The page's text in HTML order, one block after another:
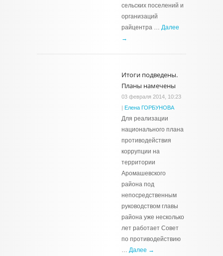
сельских поселений и
организаций
райцентра … Далее
→
Итоги подведены.
Планы намечены
03 февраля 2014, 10:23
| Елена ГОРБУНОВА
Для реализации
национального плана
противодействия
коррупции на
территории
Аромашевского
района под
непосредственным
руководством главы
района уже несколько
лет работает Совет
по противодействию
… Далее →